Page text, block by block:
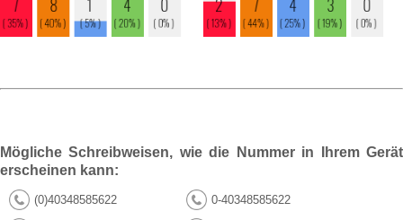
Mögliche Schreibweisen, wie die Nummer in Ihrem Gerät
erscheinen kann:
(0)40348585622 0-40348585622